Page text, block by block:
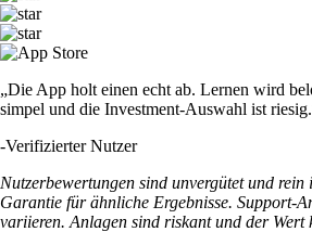
„Die App holt einen echt ab. Lernen wird
simpel und die Investment-Auswahl ist
-Verifizierter Nutzer
Nutzerbewertungen sind unvergütet und
Garantie für ähnliche Ergebnisse. Support-
variieren. Anlagen sind riskant und der Wert